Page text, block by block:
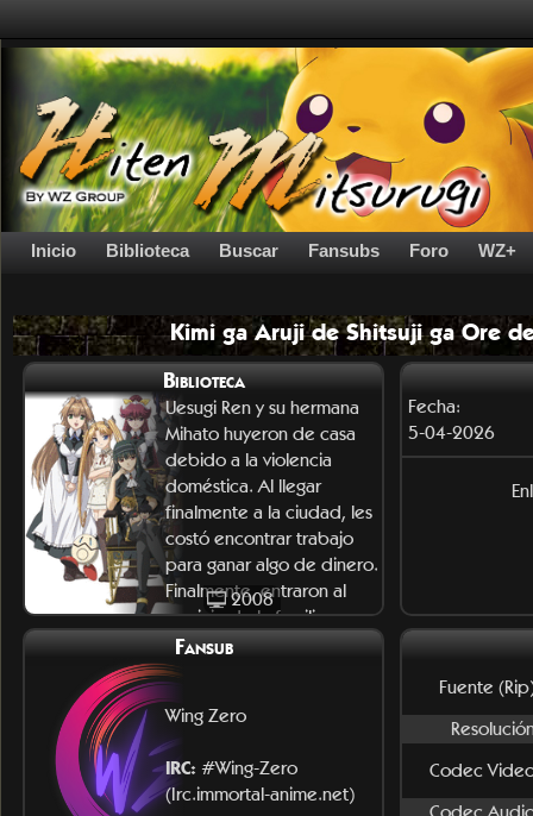
Inicio Biblioteca Buscar Fansubs Foro WZ+
Kimi ga Aruji de Shitsuji ga Ore
Biblioteca
2008
Uesugi Ren y su hermana
Mihato huyeron de casa
debido a la violencia
doméstica. Al llegar
finalmente a la ciudad, les
costó encontrar trabajo
para ganar algo de dinero.
Finalmente, entraron al
servicio de la familia
Fansub
Wing Zero
IRC: #Wing-Zero
(Irc.immortal-anime.net)
Fecha:
5-04-2026
Fuente
Codec